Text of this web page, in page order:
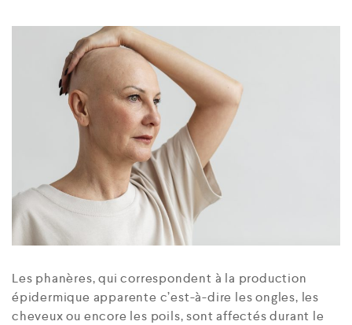
Les phanères, qui correspondent à la production
épidermique apparente c’est-à-dire les ongles, les
cheveux ou encore les poils, sont affectés durant le